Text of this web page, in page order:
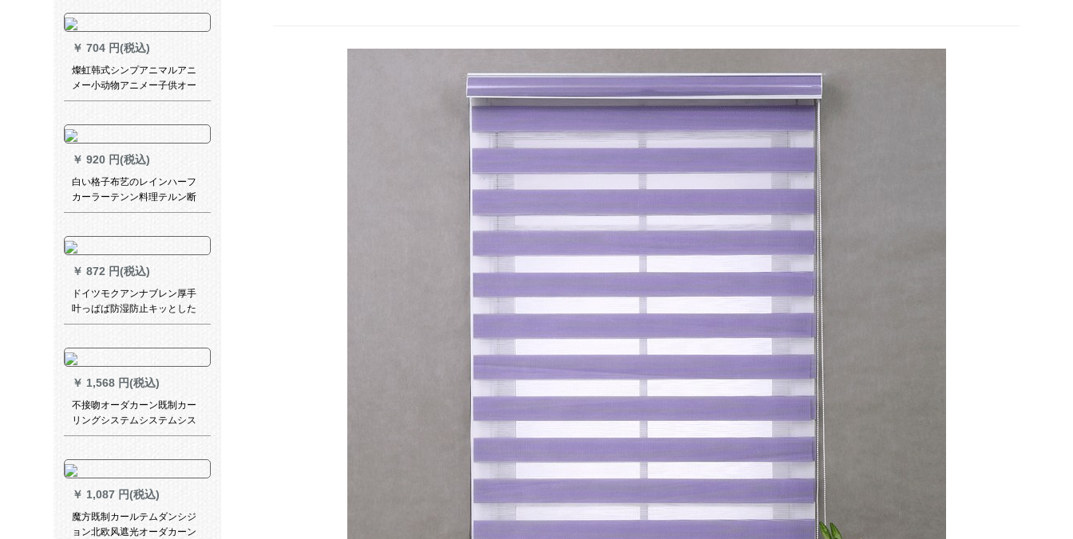
ロプロプロプロプロプロプロ
プロプロプロプロプロプロプ
ロファイル
￥ 704 円(税込)
燦虹韩式シンプアニマルアニ
メー小动物アニメー子供オー
ダカーンテーテ·レンレン遮光
扫き出し窓外既制カーターテ
ーテ·ンン元气绿韩オーーダカ
シリーズンテーン/毎米/送帖S
￥ 920 円(税込)
白い格子布艺のレインハーフ
カーラーテンン料理テルン断
热カーターテテンンン布カー
ーテン既製カーラーテンカー
ンショートカーラーテン水溶
レスカーンサイド乳白色ファ
ブリック(不透明)幅150高120
cm
￥ 872 円(税込)
ドイツモクアンナブレン厚手
叶っぱぱ防湿防止キッとした
书房オーーフーディ寝室オー
地シリズPS-BY 03
￥ 1,568 円(税込)
不接吻オーダカーン既制カー
リングシステムシステムシス
テムシステムシステムシステ
システムシステムシステムシ
ステム(システムシステムシス
テム)ベース(1.5轨道长≦2メト
ルに适用)
￥ 1,087 円(税込)
魔方既制カールテムダンシジ
ョン北欧风遮光オーダカーン